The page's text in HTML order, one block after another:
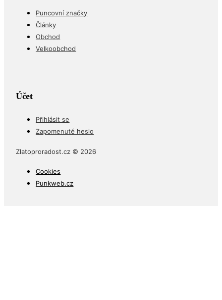
Puncovní značky
Články
Obchod
Velkoobchod
Účet
Přihlásit se
Zapomenuté heslo
Zlatoproradost.cz © 2026
Cookies
Punkweb.cz